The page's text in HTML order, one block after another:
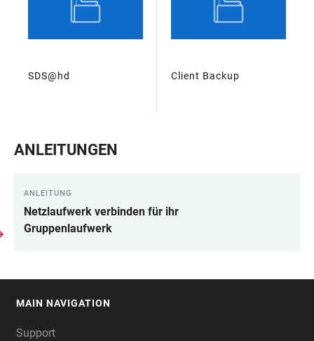
SDS@hd Client Backup
ANLEITUNGEN
ANLEITUNG
Netzlaufwerk verbinden für ihr
Gruppenlaufwerk
MAIN NAVIGATION
Support